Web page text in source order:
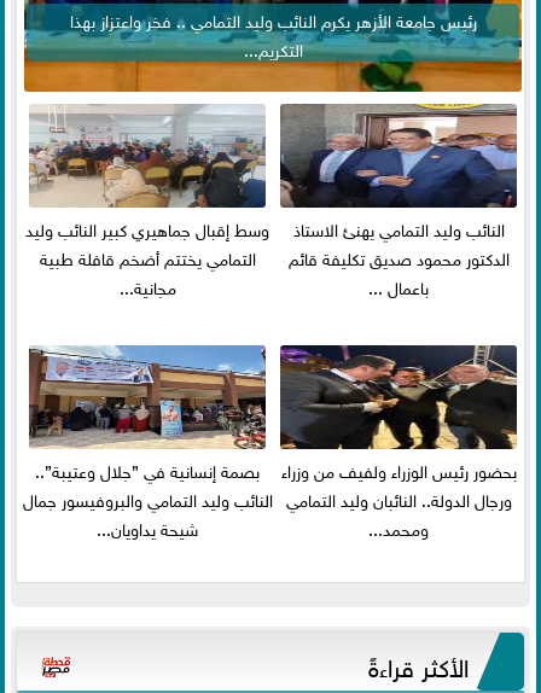
رئيس جامعة الأزهر يكرم النائب وليد التمامي .. فخر واعتزاز بهذا
التكريم...
النائب وليد التمامي يهنئ الاستاذ
الدكتور محمود صديق تكليفة قائم
باعمال ...
وسط إقبال جماهيري كبير النائب وليد
التمامي يختتم أضخم قافلة طبية
مجانية...
بحضور رئيس الوزراء ولفيف من وزراء
ورجال الدولة.. النائبان وليد التمامي
ومحمد...
بصمة إنسانية في ”جلال وعتيبة”..
النائب وليد التمامي والبروفيسور جمال
شيحة يداويان...
الأكثر قراءةً